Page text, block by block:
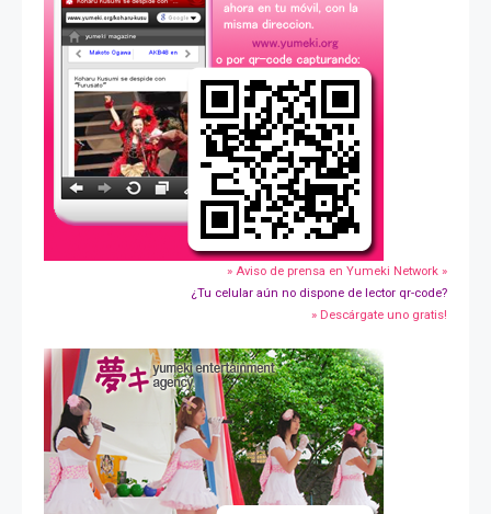
» Aviso de prensa en Yumeki Network »
¿Tu celular aún no dispone de lector qr-code?
» Descárgate uno gratis!